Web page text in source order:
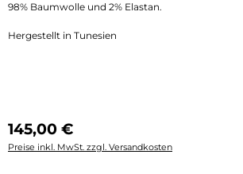
98% Baumwolle und 2% Elastan.
Hergestellt in Tunesien
Regulärer Preis:
145,00 €
Preise inkl. MwSt. zzgl. Versandkosten